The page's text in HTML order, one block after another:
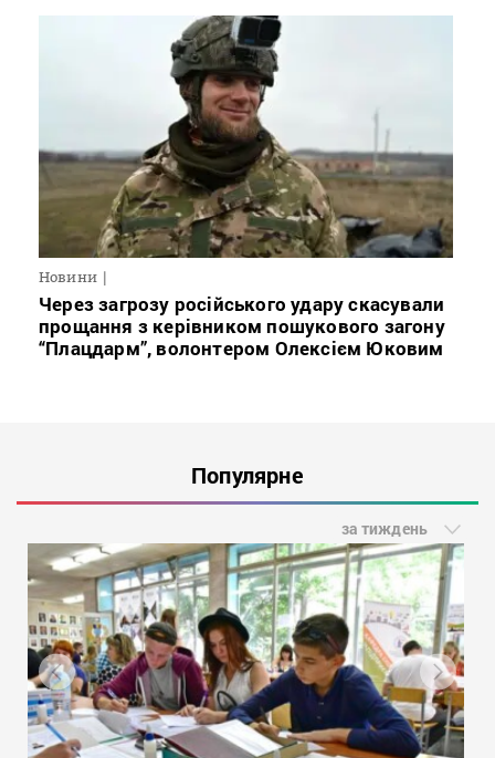
Новини
Через загрозу російського удару скасували
прощання з керівником пошукового загону
“Плацдарм”, волонтером Олексієм Юковим
Популярне
за тиждень